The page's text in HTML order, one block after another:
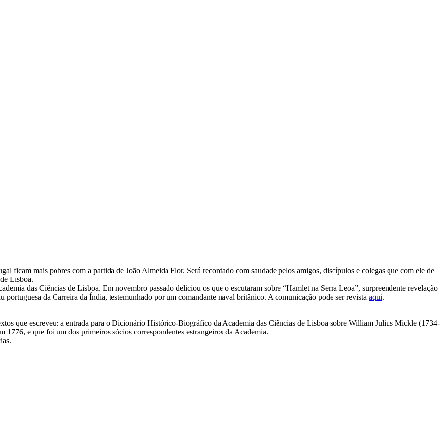
ficam mais pobres com a partida de João Almeida Flor. Será recordado com saudade pelos amigos, discípulos e colegas que com ele de
Lisboa.
das Ciências de Lisboa. Em novembro passado deliciou os que o escutaram sobre “Hamlet na Serra Leoa”, surpreendente revelação
portuguesa da Carreira da Índia, testemunhado por um comandante naval britânico. A comunicação pode ser revista aqui.
que escreveu: a entrada para o Dicionário Histórico-Biográfico da Academia das Ciências de Lisboa sobre William Julius Mickle (1734-
1776, e que foi um dos primeiros sócios correspondentes estrangeiros da Academia.